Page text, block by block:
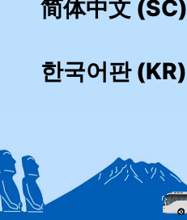
简体中文 (SC)
한국어판 (KR)